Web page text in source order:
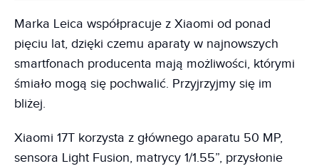
Marka Leica współpracuje z Xiaomi od ponad
pięciu lat, dzięki czemu aparaty w najnowszych
smartfonach producenta mają możliwości, którymi
śmiało mogą się pochwalić. Przyjrzyjmy się im
bliżej.
Xiaomi 17T korzysta z głównego aparatu 50 MP,
sensora Light Fusion, matrycy 1/1.55”, przysłonie